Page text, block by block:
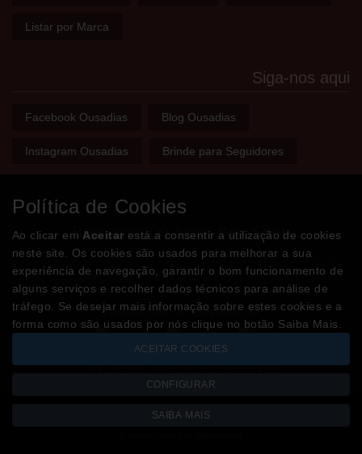
Listar por Marca
Siga-nos aqui
Facebook Ousadias Blog Ousadias
Instagram Ousadias Brinde para Seguidores
Bem-vindo(a) à sua Sex Shop
A loja onde encontra tudo o que precisa para apimentar a sua
relação e tornar o sexo mais divertido, interessante e excitante!
Partilhe com os seus amigos!
Todos os valores incluem IVA à taxa em vigorCopyright © OUSADIAS.pt 2026
Política de Cookies
Ao clicar em Aceitar está a consentir a utilização de cookies
neste site. Os cookies são usados para melhorar a sua
experiência de navegação, garantir o bom funcionamento de
alguns serviços e recolher dados técnicos para análise de
tráfego. Se desejar mais informação sobre estes cookies e a
forma como são usados por nós clique no botão Saiba Mais.
ACEITAR COOKIES
CONFIGURAR
SAIBA MAIS